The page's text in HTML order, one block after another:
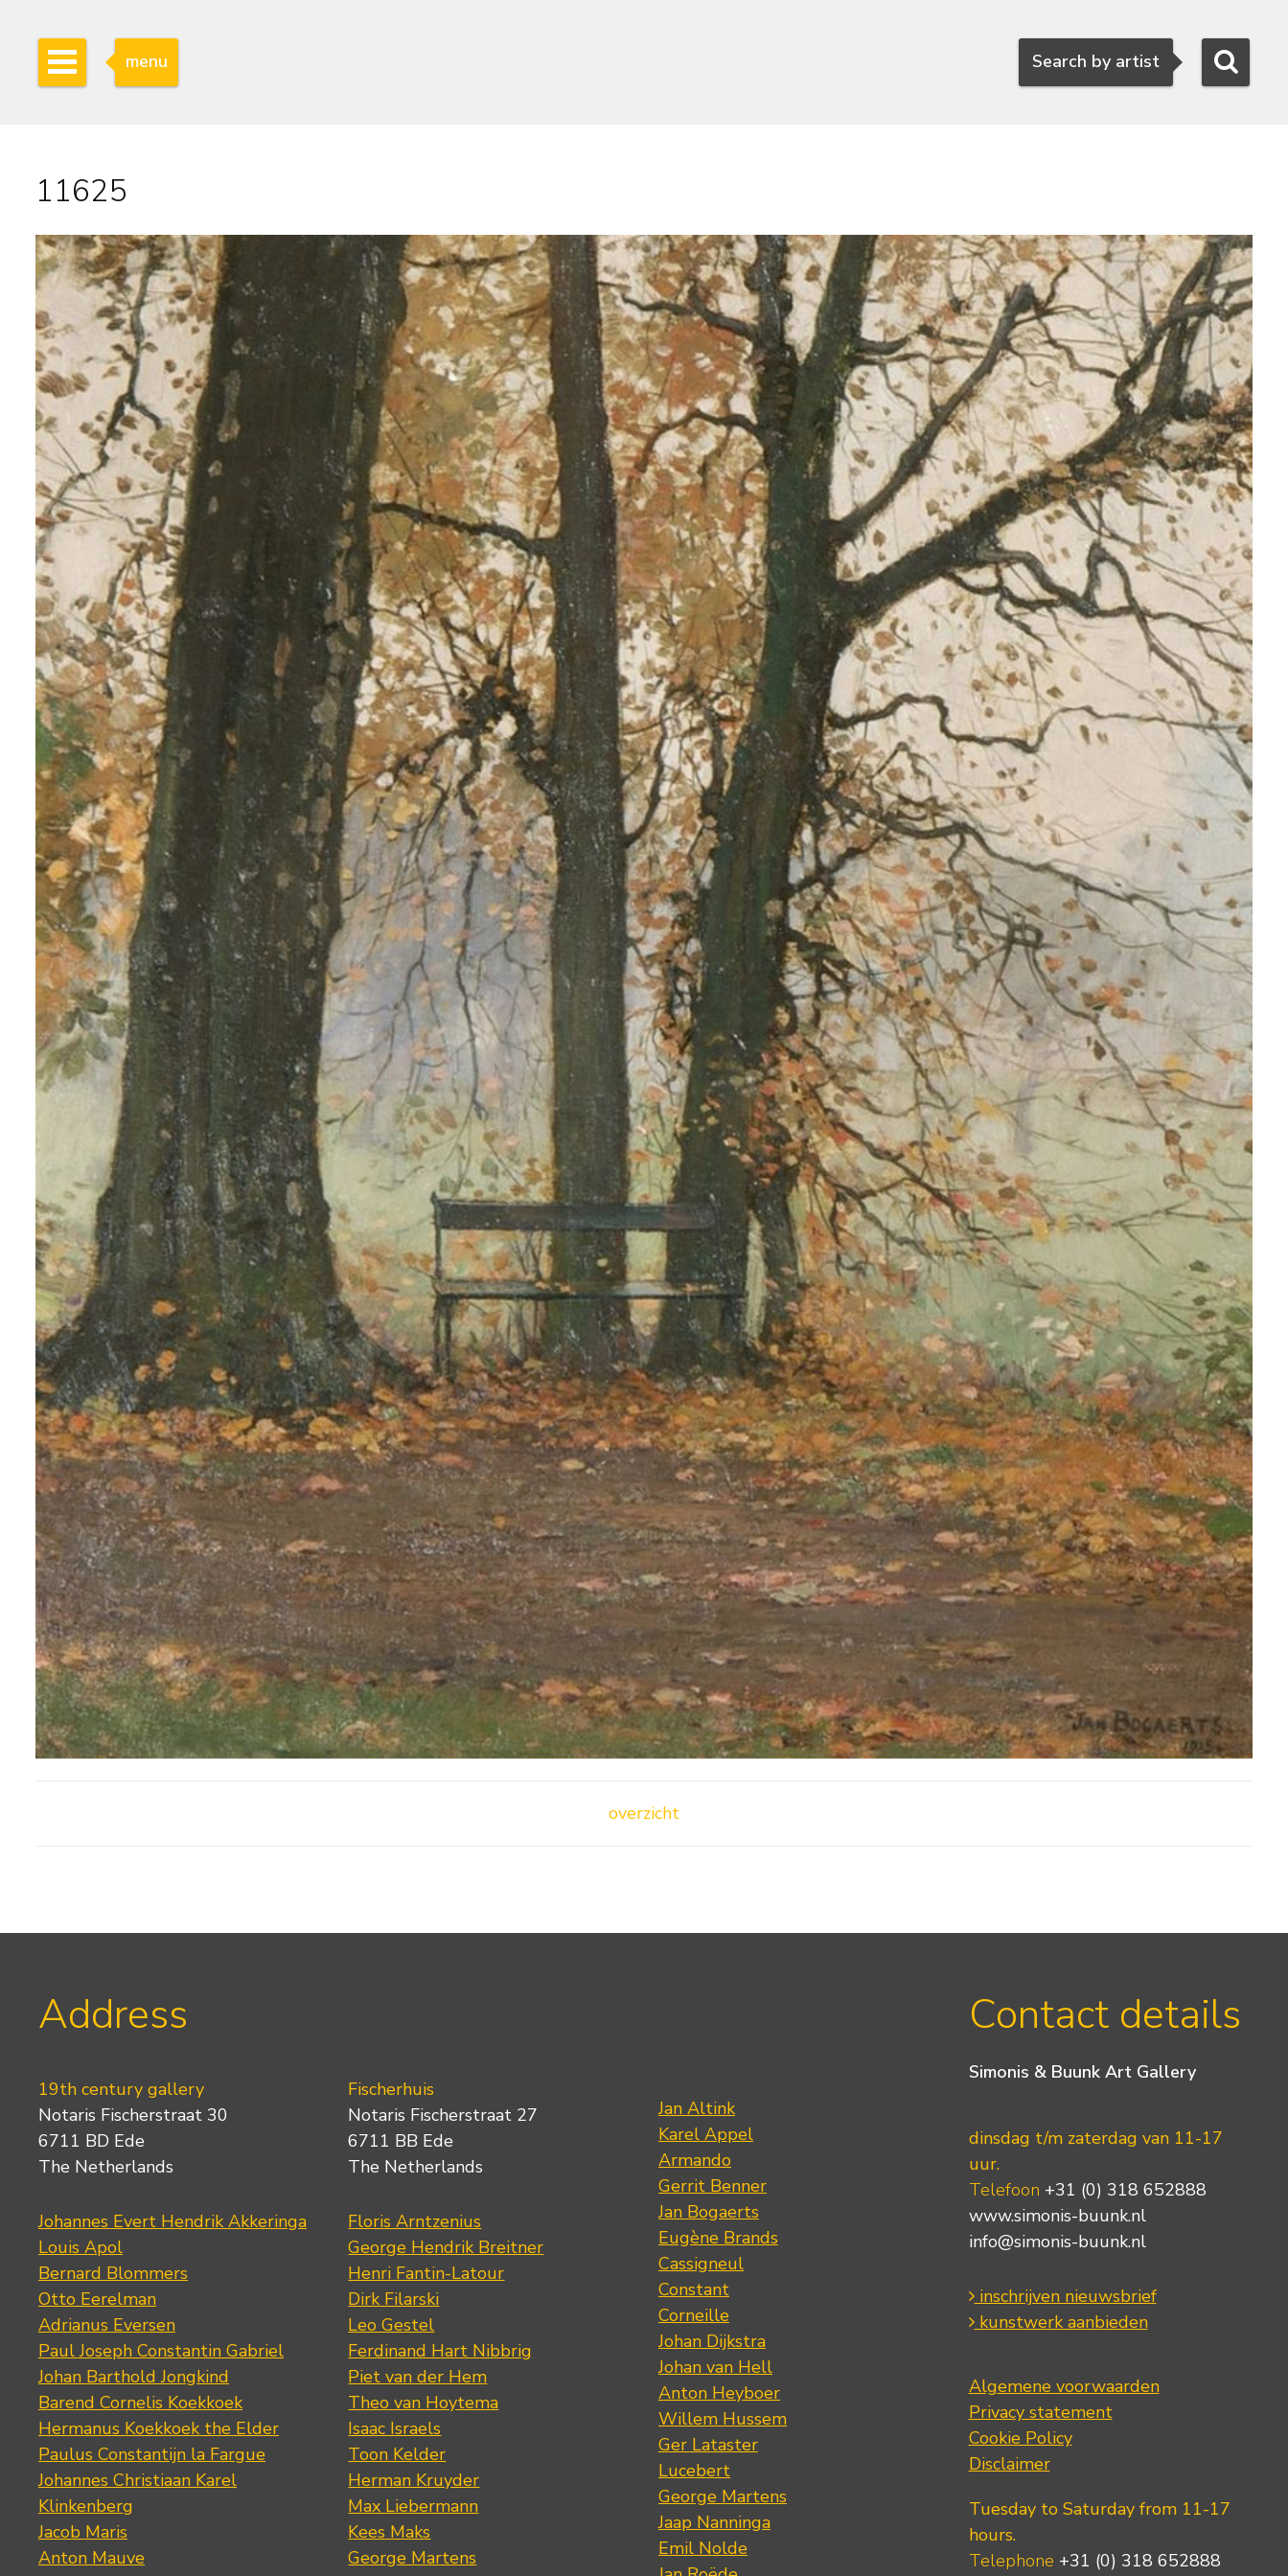
Search
Search by artist
menu
11625
overzicht
Address
19th century gallery
Notaris Fischerstraat 30
6711 BD Ede
The Netherlands
Johannes Evert Hendrik Akkeringa
Louis Apol
Bernard Blommers
Otto Eerelman
Adrianus Eversen
Paul Joseph Constantin Gabriel
Johan Barthold Jongkind
Barend Cornelis Koekkoek
Hermanus Koekkoek the Elder
Paulus Constantijn la Fargue
Johannes Christiaan Karel
Klinkenberg
Jacob Maris
Anton Mauve
Fischerhuis
Notaris Fischerstraat 27
6711 BB Ede
The Netherlands
Floris Arntzenius
George Hendrik Breitner
Henri Fantin-Latour
Dirk Filarski
Leo Gestel
Ferdinand Hart Nibbrig
Piet van der Hem
Theo van Hoytema
Isaac Israels
Toon Kelder
Herman Kruyder
Max Liebermann
Kees Maks
George Martens
Jan Altink
Karel Appel
Armando
Gerrit Benner
Jan Bogaerts
Eugène Brands
Cassigneul
Constant
Corneille
Johan Dijkstra
Johan van Hell
Anton Heyboer
Willem Hussem
Ger Lataster
Lucebert
George Martens
Jaap Nanninga
Emil Nolde
Contact details
Simonis & Buunk Art Gallery
dinsdag t/m zaterdag van 11-17
uur.
Telefoon +31 (0) 318 652888
www.simonis-buunk.nl
info@simonis-buunk.nl
inschrijven nieuwsbrief
kunstwerk aanbieden
Algemene voorwaarden
Privacy statement
Cookie Policy
Disclaimer
Tuesday to Saturday from 11-17
hours.
Telephone +31 (0) 318 652888